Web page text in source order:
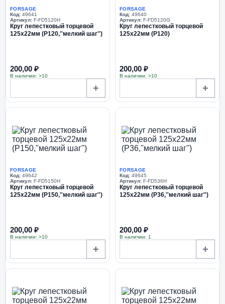
FORSAGE
Код: 49641
Артикул: F-FD5120H
Круг лепестковый торцевой
125х22мм (P120,''мелкий шаг'')
200,00 ₽
В наличии: >10
+
FORSAGE
Код: 49640
Артикул: F-FD5120G
Круг лепестковый торцевой
125х22мм (P120)
200,00 ₽
В наличии: >10
+
FORSAGE
Код: 49642
Артикул: F-FD5150H
Круг лепестковый торцевой
125х22мм (P150,''мелкий шаг'')
200,00 ₽
В наличии: >10
+
FORSAGE
Код: 49645
Артикул: F-FD536H
Круг лепестковый торцевой
125х22мм (P36,''мелкий шаг'')
200,00 ₽
В наличии: 1
+